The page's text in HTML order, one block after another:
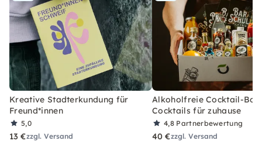
Kreative Stadterkundung für
Freund*innen
5,0
13 €zzgl. Versand
Alkoholfreie Cocktail-Box
Cocktails für zuhause
4,8 Partnerbewertung
40 €zzgl. Versand